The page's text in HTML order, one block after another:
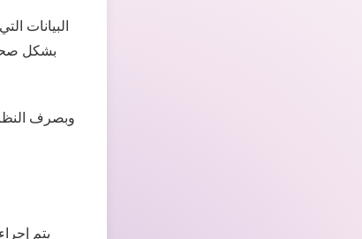
البيانات
بشكل
وبصرف النظر
يتم